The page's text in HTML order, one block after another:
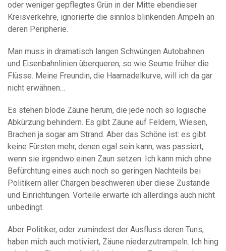
oder weniger gepflegtes Grün in der Mitte ebendieser
Kreisverkehre, ignorierte die sinnlos blinkenden Ampeln an
deren Peripherie.
Man muss in dramatisch langen Schwüngen Autobahnen
und Eisenbahnlinien überqueren, so wie Seume früher die
Flüsse. Meine Freundin, die Haarnadelkurve, will ich da gar
nicht erwähnen…
Es stehen blöde Zäune herum, die jede noch so logische
Abkürzung behindern. Es gibt Zäune auf Feldern, Wiesen,
Brachen ja sogar am Strand. Aber das Schöne ist: es gibt
keine Fürsten mehr, denen egal sein kann, was passiert,
wenn sie irgendwo einen Zaun setzen. Ich kann mich ohne
Befürchtung eines auch noch so geringen Nachteils bei
Politikern aller Chargen beschweren über diese Zustände
und Einrichtungen. Vorteile erwarte ich allerdings auch nicht
unbedingt.
Aber Politiker, oder zumindest der Ausfluss deren Tuns,
haben mich auch motiviert, Zäune niederzutrampeln. Ich hing